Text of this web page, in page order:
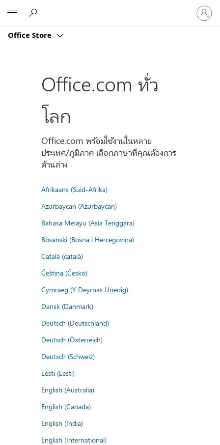
Office Store
ลงชื่อ
เข้า
บัญชี
Office.com ทั่ว
โลก
Office.com พร้อมใช้งานในหลาย
ประเทศ/ภูมิภาค เลือกภาษาที่คุณต้องการ
ด้านล่าง
Afrikaans (Suid-Afrika)
Azərbaycan (Azərbaycan)
Bahasa Melayu (Asia Tenggara)
Bosanski (Bosna i Hercegovina)
Català (català)
Čeština (Česko)
Cymraeg (Y Deyrnas Unedig)
Dansk (Danmark)
Deutsch (Deutschland)
Deutsch (Österreich)
Deutsch (Schweiz)
Eesti (Eesti)
English (Australia)
English (Canada)
English (India)
English (International)